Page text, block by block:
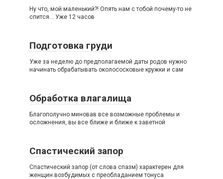
Ну что, мой маленький?! Опять нам с тобой почему-то не
спится… Уже 12 часов
Подготовка груди
Уже за неделю до предполагаемой даты родов нужно
начинать обрабатывать околососковые кружки и сам
Обработка влагалища
Благополучно миновав все возможные проблемы и
осложнения, вы все ближе и ближе к заветной
Спастический запор
Спастический запор (от слова спазм) характерен для
женщин возбудимых с преобладанием тонуса